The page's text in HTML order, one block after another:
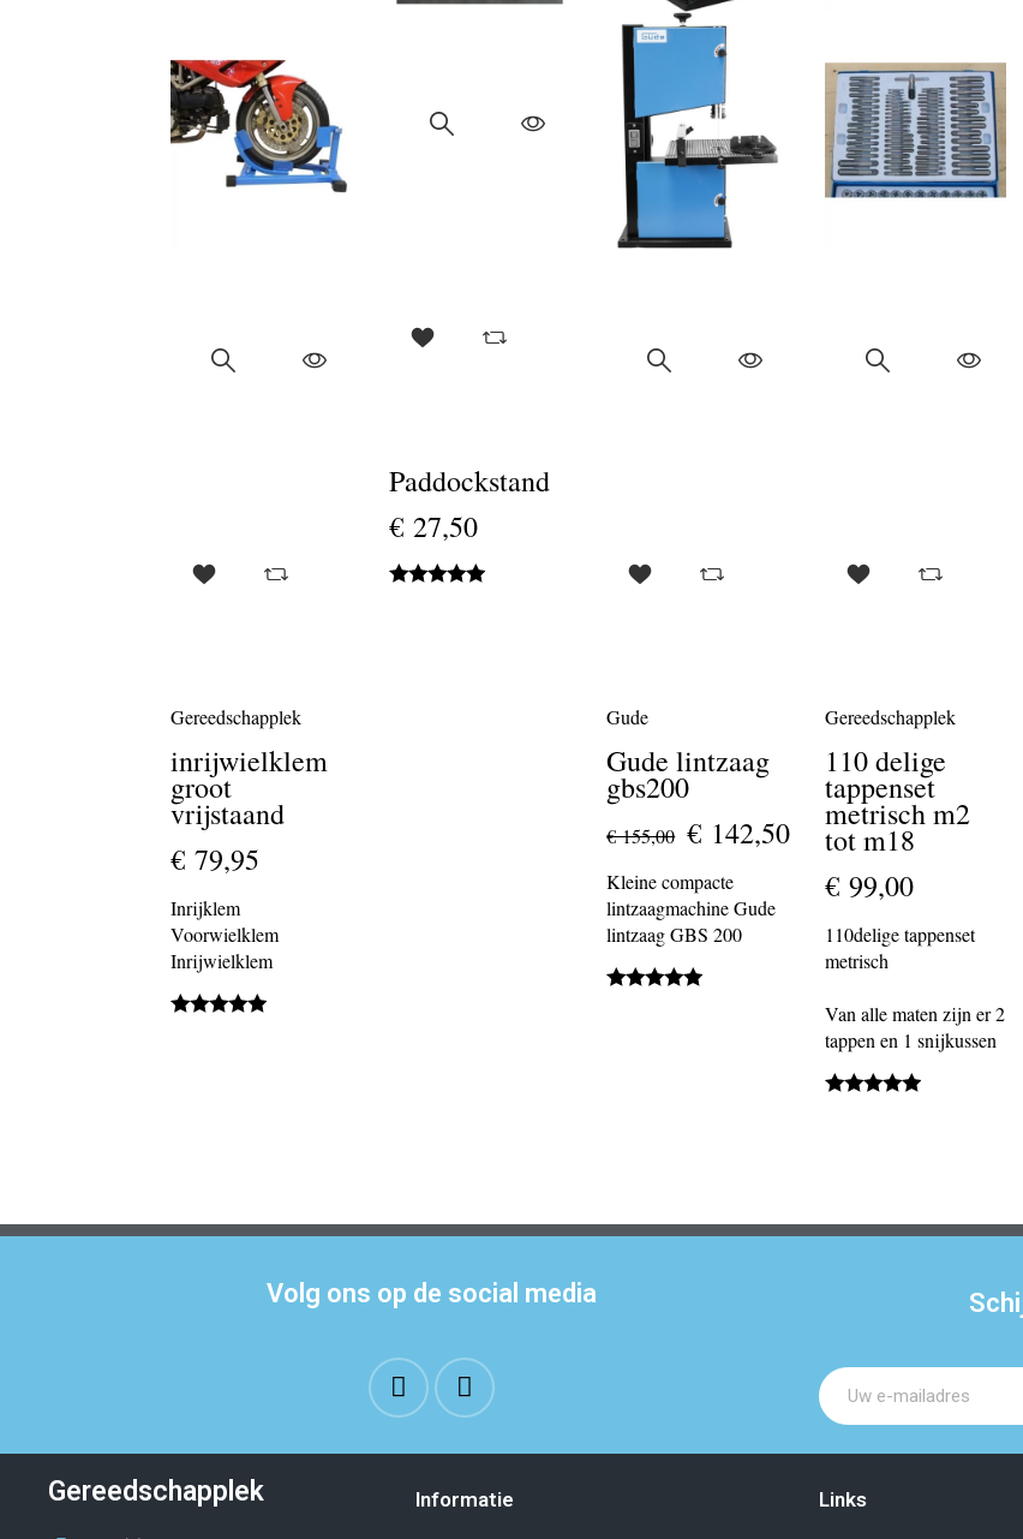
Gereedschapplek
inrijwielklem
groot
vrijstaand
€ 79,95
Inrijklem
Voorwielklem
Inrijwielklem
Paddockstand
€ 27,50
Gude
Gude lintzaag
gbs200
€ 155,00 € 142,50
Kleine compacte
lintzaagmachine Gude
lintzaag GBS 200
Gereedschapplek
110 delige
tappenset
metrisch m2
tot m18
€ 99,00
110delige tappenset
metrisch
Van alle maten zijn er 2
tappen en 1 snijkussen
Volg ons op de social media
Gereedschapplek Informatie Links